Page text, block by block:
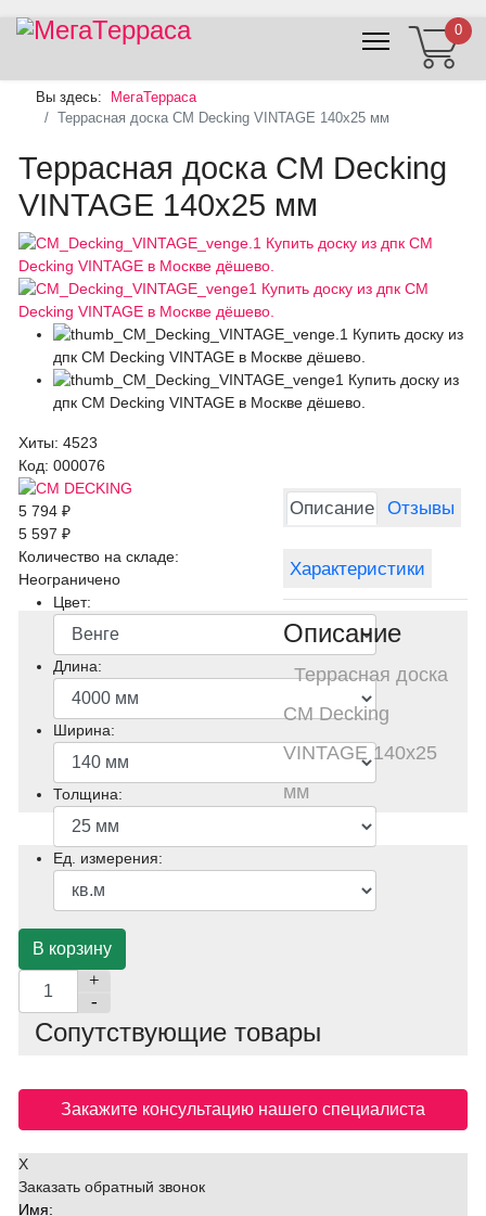
0
Вы здесь:
МегаТерраса
Террасная доска CM Decking VINTAGE 140х25 мм
Террасная доска CM Decking
VINTAGE 140х25 мм
Хиты: 4523
Код: 000076
5 794 ₽
5 597 ₽
Количество на складе:
Неограничено
Цвет:
Длина:
Ширина:
Толщина:
Ед. измерения:
+
-
Описание Отзывы
Характеристики
Описание
Террасная доска
CM Decking
VINTAGE 140х25
мм
Сопутствующие товары
Закажите консультацию нашего специалиста
X
Заказать обратный звонок
Имя: